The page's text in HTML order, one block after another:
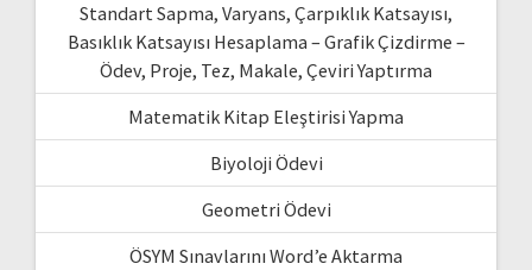
Standart Sapma, Varyans, Çarpıklık Katsayısı,
Basıklık Katsayısı Hesaplama – Grafik Çizdirme –
Ödev, Proje, Tez, Makale, Çeviri Yaptırma
Matematik Kitap Eleştirisi Yapma
Biyoloji Ödevi
Geometri Ödevi
ÖSYM Sınavlarını Word’e Aktarma